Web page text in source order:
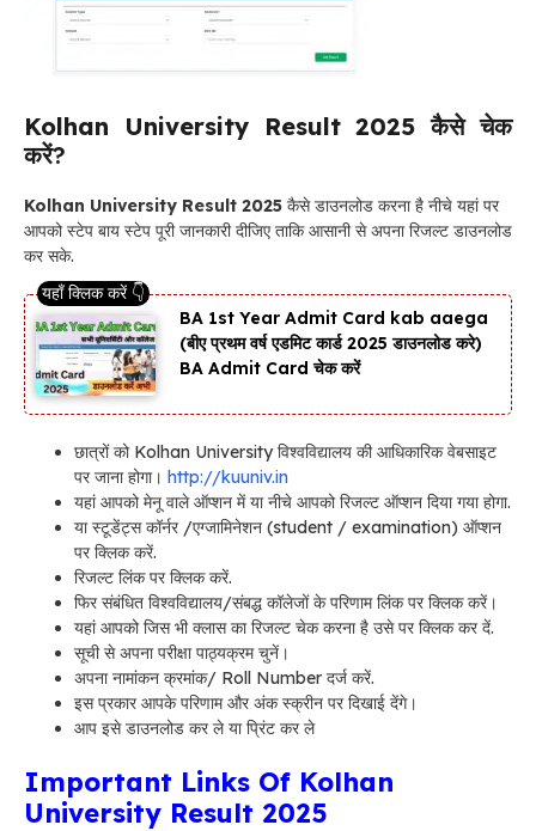
Kolhan University Result 2025 कैसे चेक
करें?
Kolhan University Result 2025 कैसे डाउनलोड करना है नीचे यहां पर
आपको स्टेप बाय स्टेप पूरी जानकारी दीजिए ताकि आसानी से अपना रिजल्ट डाउनलोड
कर सके.
BA 1st Year Admit Card kab aaega
(बीए प्रथम वर्ष एडमिट कार्ड 2025 डाउनलोड करे)
BA Admit Card चेक करें
छात्रों को Kolhan University विश्वविद्यालय की आधिकारिक वेबसाइट
पर जाना होगा। http://kuuniv.in
यहां आपको मेनू वाले ऑप्शन में या नीचे आपको रिजल्ट ऑप्शन दिया गया होगा.
या स्टूडेंट्स कॉर्नर /एग्जामिनेशन (student / examination) ऑप्शन
पर क्लिक करें.
रिजल्ट लिंक पर क्लिक करें.
फिर संबंधित विश्वविद्यालय/संबद्ध कॉलेजों के परिणाम लिंक पर क्लिक करें।
यहां आपको जिस भी क्लास का रिजल्ट चेक करना है उसे पर क्लिक कर दें.
सूची से अपना परीक्षा पाठ्यक्रम चुनें।
अपना नामांकन क्रमांक/ Roll Number दर्ज करें.
इस प्रकार आपके परिणाम और अंक स्क्रीन पर दिखाई देंगे।
आप इसे डाउनलोड कर ले या प्रिंट कर ले
Important Links Of Kolhan
University Result 2025